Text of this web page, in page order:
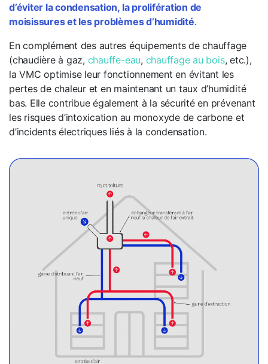
d’éviter la condensation, la prolifération de
moisissures et les problèmes d’humidité.
En complément des autres équipements de chauffage
(chaudière à gaz, chauffe-eau, chauffage au bois, etc.),
la VMC optimise leur fonctionnement en évitant les
pertes de chaleur et en maintenant un taux d’humidité
bas. Elle contribue également à la sécurité en prévenant
les risques d’intoxication au monoxyde de carbone et
d’incidents électriques liés à la condensation.